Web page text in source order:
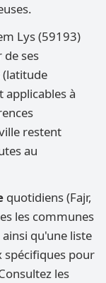
Lys (59193)
ses
(latitude
à
restent
au
quotidiens (Fajr,
les communes
qu'une liste
spécifiques pour
les